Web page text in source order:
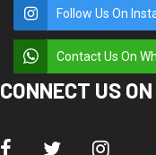
Follow Us On
Contact Us On
CONNECT US